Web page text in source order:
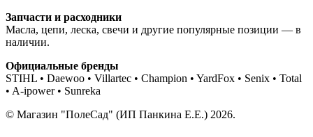
Запчасти и расходники
Масла, цепи, леска, свечи и другие популярные позиции — в
наличии.
Официальные бренды
STIHL • Daewoo • Villartec • Champion • YardFox • Senix • Total
• A-ipower • Sunreka
© Магазин "ПолеСад" (ИП Панкина Е.Е.) 2026.